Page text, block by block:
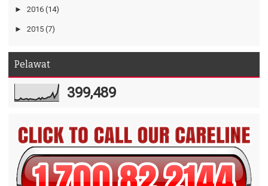
► 2016 (14)
► 2015 (7)
Pelawat
399,489